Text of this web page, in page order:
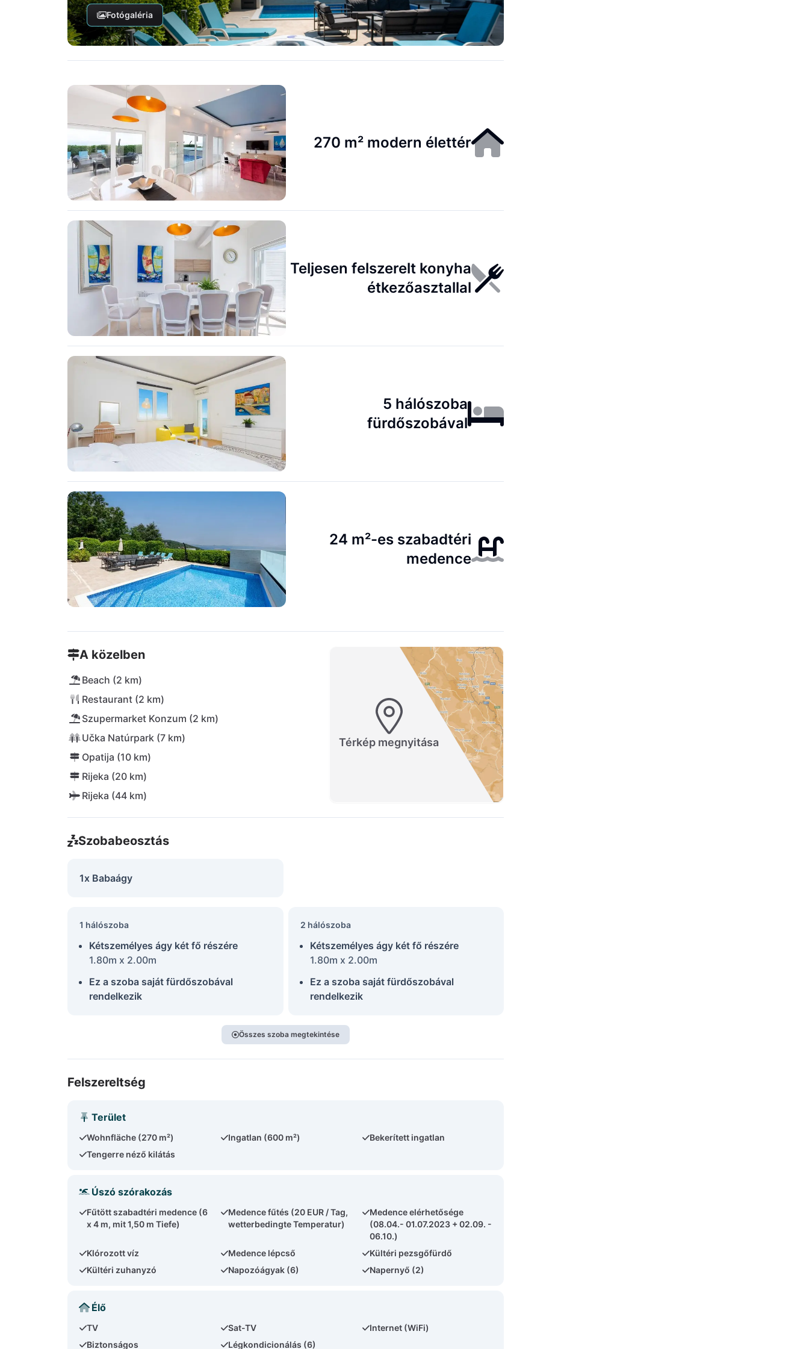
Fotógaléria
270 m² modern élettér
Teljesen felszerelt konyha
étkezőasztallal
5 hálószoba
fürdőszobával
24 m²-es szabadtéri
medence
A közelben
Beach (2 km)
Restaurant (2 km)
Szupermarket Konzum (2 km)
Učka Natúrpark (7 km)
Opatija (10 km)
Rijeka (20 km)
Rijeka (44 km)
Térkép megnyitása
Szobabeosztás
1x Babaágy
1 hálószoba
Kétszemélyes ágy két fő részére
1.80m x 2.00m
Ez a szoba saját fürdőszobával
rendelkezik
2 hálószoba
Kétszemélyes ágy két fő részére
1.80m x 2.00m
Ez a szoba saját fürdőszobával
rendelkezik
Összes szoba megtekintése
Felszereltség
Terület
Wohnfläche (270 m²) Ingatlan (600 m²)
Bekerített ingatlan
Tengerre néző kilátás
Úszó szórakozás
Fűtött szabadtéri medence (6
x 4 m, mit 1,50 m Tiefe)
Medence fűtés (20 EUR / Tag,
wetterbedingte Temperatur)
Medence elérhetősége
(08.04.- 01.07.2023 + 02.09. -
06.10.)
Klórozott víz
Medence lépcső
Kültéri pezsgőfürdő
Kültéri zuhanyzó
Napozóágyak (6) Napernyő (2)
Élő
TV Sat-TV
Internet (WiFi)
Biztonságos
Légkondicionálás (6)